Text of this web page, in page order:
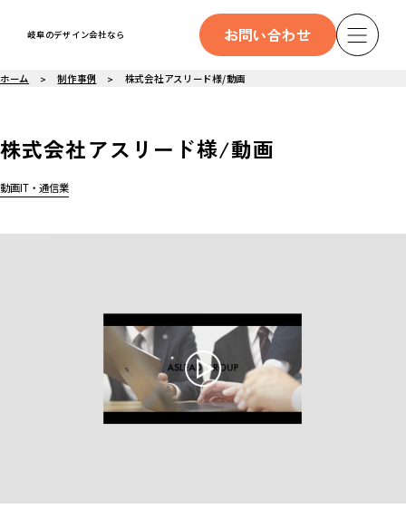
岐阜のデザイン会社なら お問い合わせ
ホーム 制作事例 株式会社アスリード様/動画
株式会社アスリード様/動画
動画IT・通信業